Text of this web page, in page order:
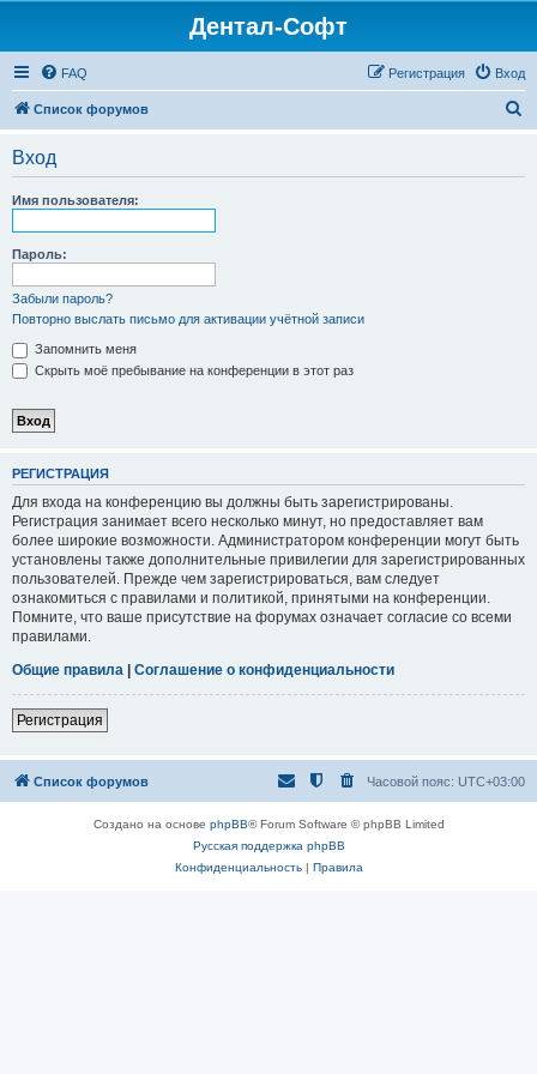
Дентал-Софт
FAQ Вход
Регистрация
Список форумов
Вход
Имя пользователя:
Пароль:
Забыли пароль?
Повторно выслать письмо для активации учётной записи
Запомнить меня
Скрыть моё пребывание на конференции в этот раз
РЕГИСТРАЦИЯ
Для входа на конференцию вы должны быть зарегистрированы.
Регистрация занимает всего несколько минут, но предоставляет вам
более широкие возможности. Администратором конференции могут быть
установлены также дополнительные привилегии для зарегистрированных
пользователей. Прежде чем зарегистрироваться, вам следует
ознакомиться с правилами и политикой, принятыми на конференции.
Помните, что ваше присутствие на форумах означает согласие со всеми
правилами.
Общие правила | Соглашение о конфиденциальности
Регистрация
Список форумов Часовой пояс: UTC+03:00
Создано на основе phpBB® Forum Software © phpBB Limited
Русская поддержка phpBB
Конфиденциальность| Правила